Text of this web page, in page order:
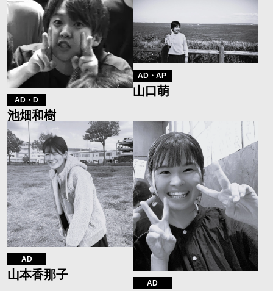
AD・D
池畑和樹
AD・AP
山口萌
AD
山本香那子
AD